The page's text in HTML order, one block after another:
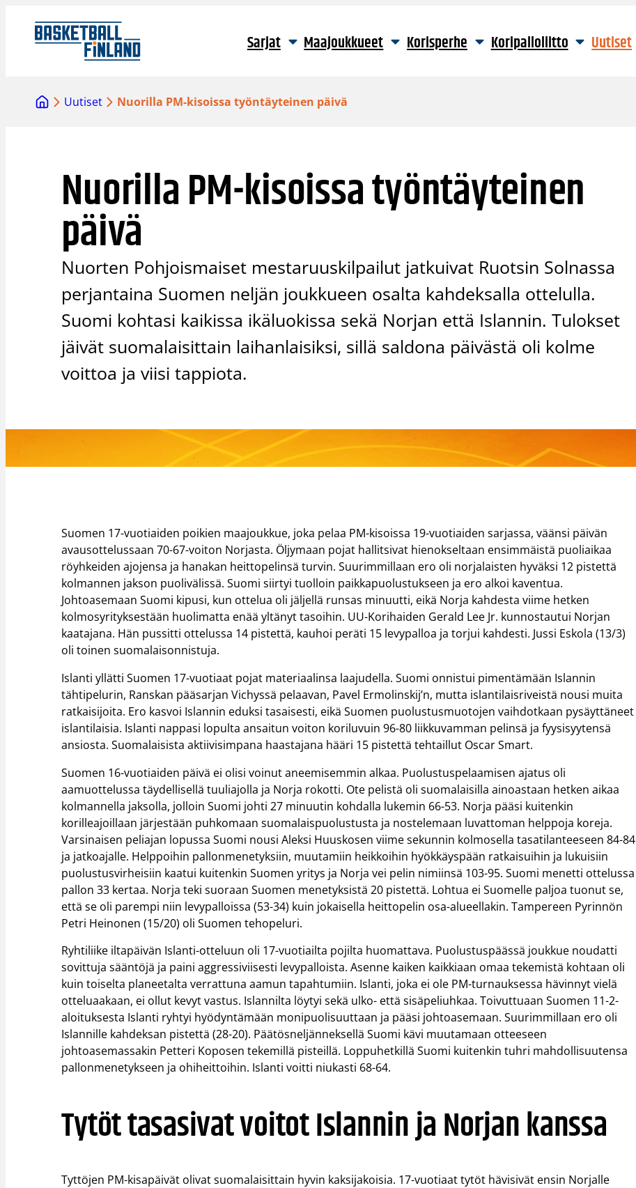
sisältöön
Sarjat Maajoukkueet Korisperhe Koripalloliitto Uutiset
Uutiset Nuorilla PM-kisoissa työntäyteinen päivä
Nuorilla PM-kisoissa työntäyteinen
päivä
Nuorten Pohjoismaiset mestaruuskilpailut jatkuivat Ruotsin Solnassa
perjantaina Suomen neljän joukkueen osalta kahdeksalla ottelulla.
Suomi kohtasi kaikissa ikäluokissa sekä Norjan että Islannin. Tulokset
jäivät suomalaisittain laihanlaisiksi, sillä saldona päivästä oli kolme
voittoa ja viisi tappiota.
Suomen 17-vuotiaiden poikien maajoukkue, joka pelaa PM-kisoissa 19-vuotiaiden sarjassa, väänsi päivän
avausottelussaan 70-67-voiton Norjasta. Öljymaan pojat hallitsivat hienokseltaan ensimmäistä puoliaikaa
röyhkeiden ajojensa ja hanakan heittopelinsä turvin. Suurimmillaan ero oli norjalaisten hyväksi 12 pistettä
kolmannen jakson puolivälissä. Suomi siirtyi tuolloin paikkapuolustukseen ja ero alkoi kaventua.
Johtoasemaan Suomi kipusi, kun ottelua oli jäljellä runsas minuutti, eikä Norja kahdesta viime hetken
kolmosyrityksestään huolimatta enää yltänyt tasoihin. UU-Korihaiden Gerald Lee Jr. kunnostautui Norjan
kaatajana. Hän pussitti ottelussa 14 pistettä, kauhoi peräti 15 levypalloa ja torjui kahdesti. Jussi Eskola (13/3)
oli toinen suomalaisonnistuja.
Islanti yllätti Suomen 17-vuotiaat pojat materiaalinsa laajudella. Suomi onnistui pimentämään Islannin
tähtipelurin, Ranskan pääsarjan Vichyssä pelaavan, Pavel Ermolinskij’n, mutta islantilaisriveistä nousi muita
ratkaisijoita. Ero kasvoi Islannin eduksi tasaisesti, eikä Suomen puolustusmuotojen vaihdotkaan pysäyttäneet
islantilaisia. Islanti nappasi lopulta ansaitun voiton koriluvuin 96-80 liikkuvamman pelinsä ja fyysisyytensä
ansiosta. Suomalaisista aktiivisimpana haastajana hääri 15 pistettä tehtaillut Oscar Smart.
Suomen 16-vuotiaiden päivä ei olisi voinut aneemisemmin alkaa. Puolustuspelaamisen ajatus oli
aamuottelussa täydellisellä tuuliajolla ja Norja rokotti. Ote pelistä oli suomalaisilla ainoastaan hetken aikaa
kolmannella jaksolla, jolloin Suomi johti 27 minuutin kohdalla lukemin 66-53. Norja pääsi kuitenkin
korilleajoillaan järjestään puhkomaan suomalaispuolustusta ja nostelemaan luvattoman helppoja koreja.
Varsinaisen peliajan lopussa Suomi nousi Aleksi Huuskosen viime sekunnin kolmosella tasatilanteeseen 84-84
ja jatkoajalle. Helppoihin pallonmenetyksiin, muutamiin heikkoihin hyökkäyspään ratkaisuihin ja lukuisiin
puolustusvirheisiin kaatui kuitenkin Suomen yritys ja Norja vei pelin nimiinsä 103-95. Suomi menetti ottelussa
pallon 33 kertaa. Norja teki suoraan Suomen menetyksistä 20 pistettä. Lohtua ei Suomelle paljoa tuonut se,
että se oli parempi niin levypalloissa (53-34) kuin jokaisella heittopelin osa-alueellakin. Tampereen Pyrinnön
Petri Heinonen (15/20) oli Suomen tehopeluri.
Ryhtiliike iltapäivän Islanti-otteluun oli 17-vuotiailta pojilta huomattava. Puolustuspäässä joukkue noudatti
sovittuja sääntöjä ja paini aggressiviisesti levypalloista. Asenne kaiken kaikkiaan omaa tekemistä kohtaan oli
kuin toiselta planeetalta verrattuna aamun tapahtumiin. Islanti, joka ei ole PM-turnauksessa hävinnyt vielä
otteluaakaan, ei ollut kevyt vastus. Islannilta löytyi sekä ulko- että sisäpeliuhkaa. Toivuttuaan Suomen 11-2-
aloituksesta Islanti ryhtyi hyödyntämään monipuolisuuttaan ja pääsi johtoasemaan. Suurimmillaan ero oli
Islannille kahdeksan pistettä (28-20). Päätösneljänneksellä Suomi kävi muutamaan otteeseen
johtoasemassakin Petteri Koposen tekemillä pisteillä. Loppuhetkillä Suomi kuitenkin tuhri mahdollisuutensa
pallonmenetykseen ja ohiheittoihin. Islanti voitti niukasti 68-64.
Tytöt tasasivat voitot Islannin ja Norjan kanssa
Tyttöjen PM-kisapäivät olivat suomalaisittain hyvin kaksijakoisia. 17-vuotiaat tytöt hävisivät ensin Norjalle